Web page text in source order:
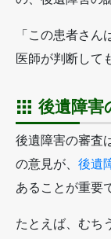
「この患者さ
医師が判断して
後遺障害
後遺障害の審査
の意見が、 後遺
あることが重要
たとえば、むち